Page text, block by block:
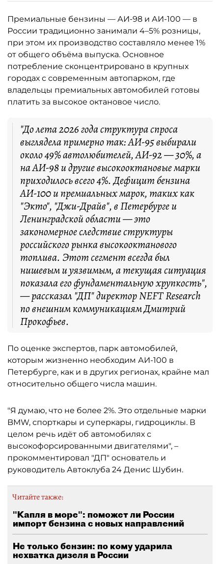
Премиальные бензины — АИ-98 и АИ-100 — в
России традиционно занимали 4–5% розницы,
при этом их производство составляло менее 1%
от общего объёма выпуска. Основное
потребление сконцентрировано в крупных
городах с современным автопарком, где
владельцы премиальных автомобилей готовы
платить за высокое октановое число.
"До лета 2026 года структура спроса
выглядела примерно так: АИ-95 выбирали
около 49% автолюбителей, АИ-92 — 30%, а
на АИ-98 и другие высокооктановые марки
приходилось всего 4%. Дефицит бензина
АИ-100 и премиальных марок, таких как
"Экто", "Джи-Драйв", в Петербурге и
Ленинградской области — это
закономерное следствие структуры
российского рынка высокооктанового
топлива. Этот сегмент всегда был
нишевым и уязвимым, а текущая ситуация
показала его фундаментальную хрупкость",
— рассказал "ДП" директор NEFT Research
по внешним коммуникациям Дмитрий
Прокофьев.
По оценке экспертов, парк автомобилей,
которым жизненно необходим АИ-100 в
Петербурге, как и в других регионах, крайне мал
относительно общего числа машин.
"Я думаю, что не более 2%. Это отдельные марки
BMW, спорткары и суперкары, гидроциклы. В
целом речь идёт об автомобилях с
высокофорсированными двигателями", –
прокомментировал "ДП" основатель и
руководитель Автоклуба 24 Денис Шубин.
Читайте также:
"Капля в море": поможет ли России
импорт бензина с новых направлений
Не только бензин: по кому ударила
нехватка дизеля в России